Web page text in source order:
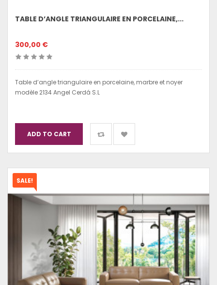
TABLE D’ANGLE TRIANGULAIRE EN PORCELAINE,...
300,00 €
Table d’angle triangulaire en porcelaine, marbre et noyer
modèle 2134 Angel Cerdá S.L
ADD TO CART
SALE!